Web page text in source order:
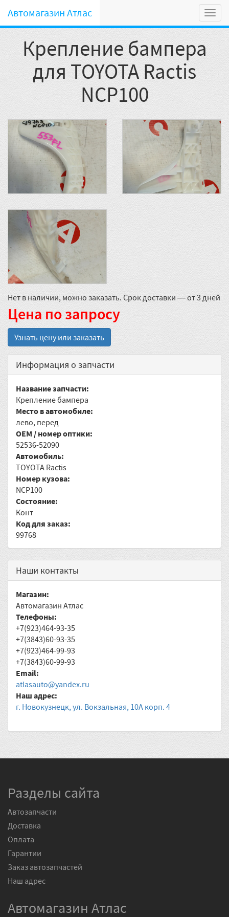
Автомагазин Атлас
Крепление бампера
для TOYOTA Ractis
NCP100
Нет в наличии, можно заказать. Срок доставки — от 3 дней
Цена по запросу
Узнать цену или заказать
Информация о запчасти
Название запчасти:
Крепление бампера
Место в автомобиле:
лево, перед
OEM / номер оптики:
52536-52090
Автомобиль:
TOYOTA Ractis
Номер кузова:
NCP100
Состояние:
Конт
Код для заказ:
99768
Наши контакты
Магазин:
Автомагазин Атлас
Телефоны:
+7(923)464-93-35
+7(3843)60-93-35
+7(923)464-99-93
+7(3843)60-99-93
Email:
atlasauto@yandex.ru
Наш адрес:
г. Новокузнецк, ул. Вокзальная, 10А корп. 4
Разделы сайта
Автозапчасти
Доставка
Оплата
Гарантии
Заказ автозапчастей
Наш адрес
Автомагазин Атлас